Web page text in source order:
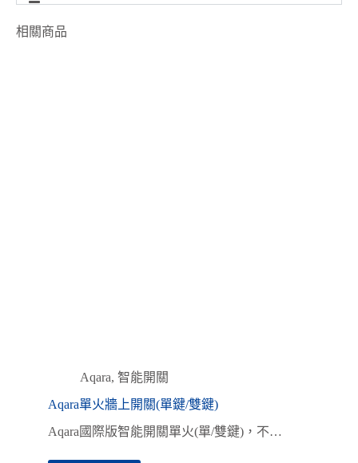
相關商品
Aqara, 智能開關
Aqara單火牆上開關(單鍵/雙鍵)
Aqara國際版智能開關單火(單/雙鍵)，不…